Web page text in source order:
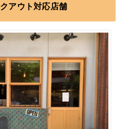
アウト対応店舗